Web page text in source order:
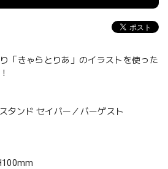
「きゃらとりあ」のイラストを使った
タンド セイバー／バーゲスト